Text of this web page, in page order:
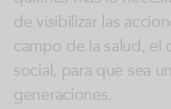
de visibilizar las
campo de la salud, el
social, para que sea
generaciones.